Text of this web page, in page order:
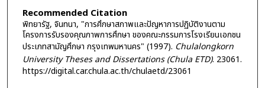
Recommended Citation
พิทยารัฐ, จินทนา, "การศึกษาสภาพและปัญหาการปฏิบัติงานตาม
โครงการรับรองคุณภาพการศึกษา ของคณะกรรมการโรงเรียนเอกชน
ประเภทสามัญศึกษา กรุงเทพมหานคร" (1997). Chulalongkorn
University Theses and Dissertations (Chula ETD). 23061.
https://digital.car.chula.ac.th/chulaetd/23061